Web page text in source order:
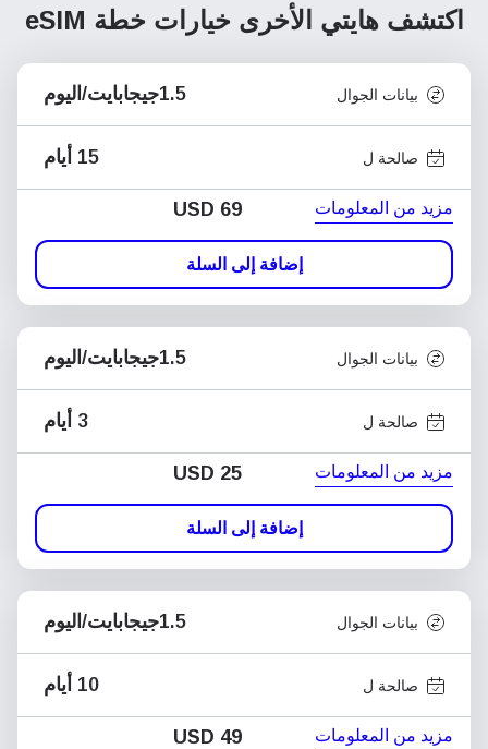
اكتشف هايتي الأخرى خيارات خطة eSIM
بيانات الجوال 1.5جيجابايت/اليوم
صالحة ل 15 أيام
مزيد من المعلومات USD 69
إضافة إلى السلة
بيانات الجوال 1.5جيجابايت/اليوم
صالحة ل 3 أيام
مزيد من المعلومات USD 25
إضافة إلى السلة
بيانات الجوال 1.5جيجابايت/اليوم
صالحة ل 10 أيام
مزيد من المعلومات USD 49